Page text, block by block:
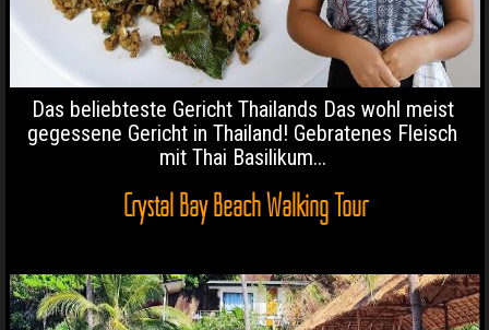
Das beliebteste Gericht Thailands Das wohl meist
gegessene Gericht in Thailand! Gebratenes Fleisch
mit Thai Basilikum...
Crystal Bay Beach Walking Tour